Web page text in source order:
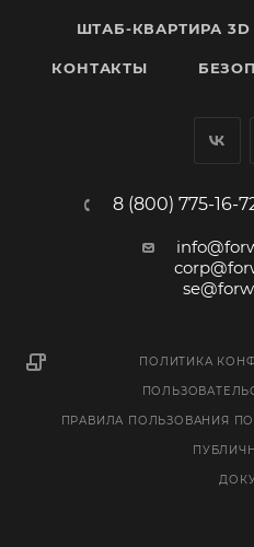
ШТАБ-КВАРТИРА 3D
КОНТАКТЫ
8 (800) 775-16-
ПОЛИТИКА
ПРАВИЛА ПОЛЬЗОВАНИЯ